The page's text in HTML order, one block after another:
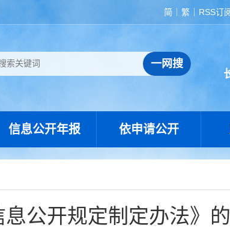
简 繁 RSS订
信息公开年报 依申请公开
公开规定制定办法》